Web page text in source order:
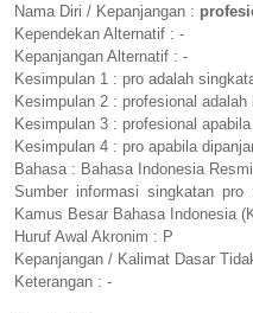
Nama Diri / Kepanjangan :
Kependekan Alternatif : -
Kepanjangan Alternatif : -
Kesimpulan 1 : pro adalah
Kesimpulan 2 : profesional adalah
Kesimpulan 3 : profesional
Kesimpulan 4 : pro apabila
Bahasa : Bahasa Indonesia Resmi
Sumber informasi singkatan
Kamus Besar Bahasa Indonesia
Huruf Awal Akronim : P
Kepanjangan / Kalimat Dasar
Keterangan : -